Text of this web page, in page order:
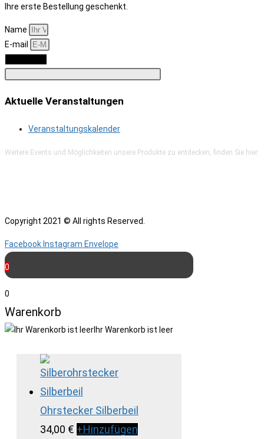
Ihre erste Bestellung geschenkt.
Name
E-mail
Aktuelle Veranstaltungen
Veranstaltungskalender
Weitere Events und Möglichkeiten unsere Produkte zu entdecken, finden Sie hier:
Copyright 2021 © All rights Reserved.
Facebook Instagram Envelope
0
0
Warenkorb
Ihr Warenkorb ist leer
Ohrstecker Silberbeil
34,00 € +Hinzufügen